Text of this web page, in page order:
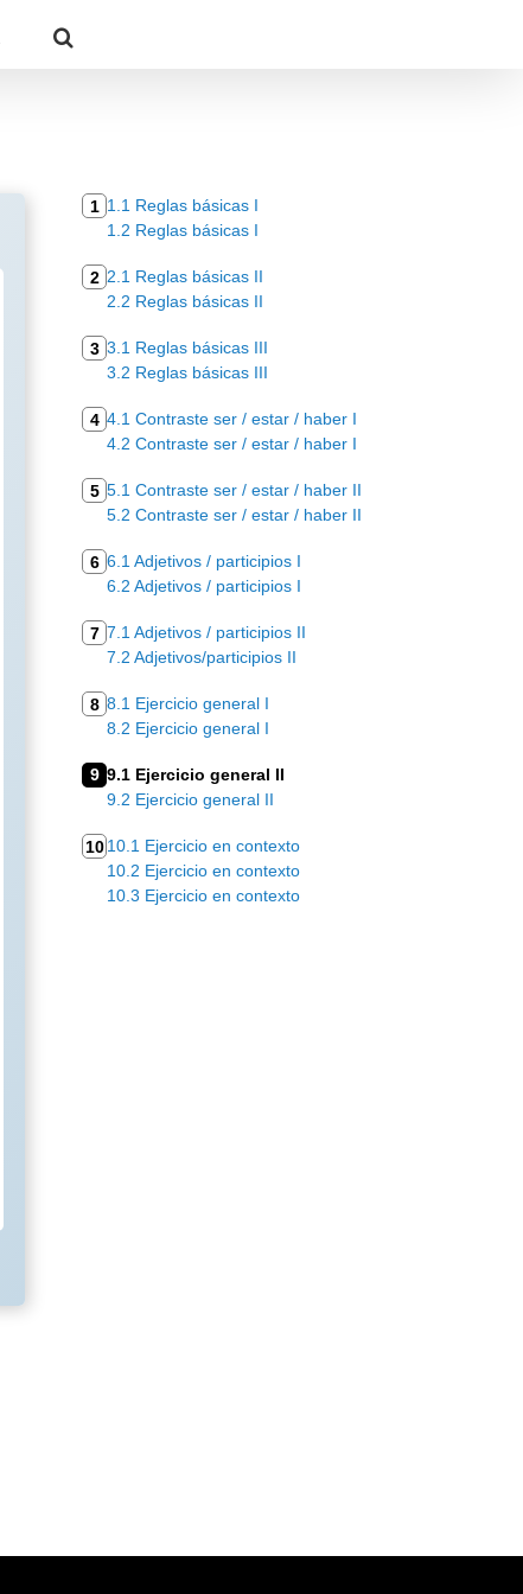
1 1.1 Reglas básicas I
1.2 Reglas básicas I
2 2.1 Reglas básicas II
2.2 Reglas básicas II
3 3.1 Reglas básicas III
3.2 Reglas básicas III
4 4.1 Contraste ser / estar / haber I
4.2 Contraste ser / estar / haber I
5 5.1 Contraste ser / estar / haber II
5.2 Contraste ser / estar / haber II
6 6.1 Adjetivos / participios I
6.2 Adjetivos / participios I
7 7.1 Adjetivos / participios II
7.2 Adjetivos/participios II
8 8.1 Ejercicio general I
8.2 Ejercicio general I
9 9.1 Ejercicio general II
9.2 Ejercicio general II
10 10.1 Ejercicio en contexto
10.2 Ejercicio en contexto
10.3 Ejercicio en contexto